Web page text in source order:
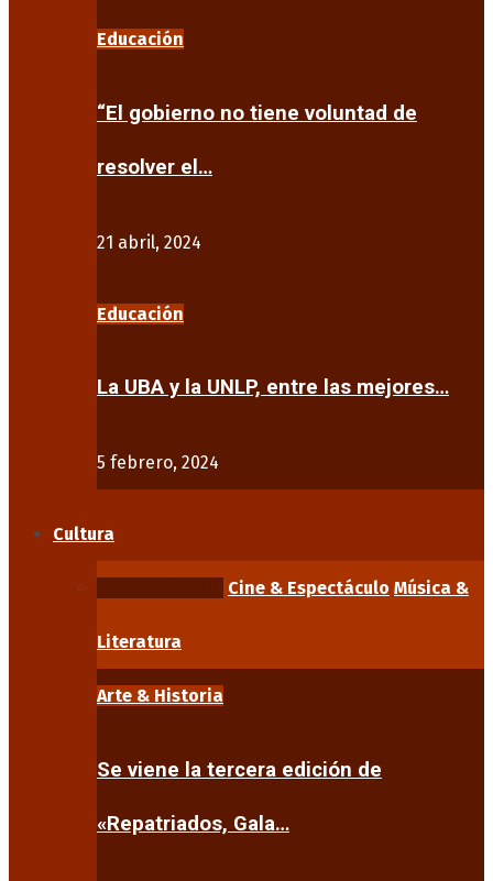
Educación
“El gobierno no tiene voluntad de
resolver el…
21 abril, 2024
Educación
La UBA y la UNLP, entre las mejores…
5 febrero, 2024
Cultura
Cine & Espectáculo Música &
Literatura
Arte & Historia
Se viene la tercera edición de
«Repatriados, Gala…